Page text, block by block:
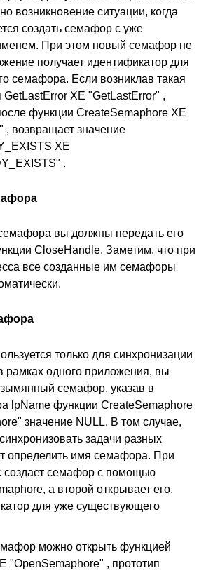
возникновение ситуации, когда
создать семафор с уже
При этом новый семафор не
получает идентификатор для
семафора. Если возниклав такая
XE "GetLastError" ,
функции CreateSemaphore XE
, возвращает значение
XE
.
вы должны передать его
CloseHandle. Заметим, что при
все созданные им семафоры
только для синхронизации
рамках одного приложения, вы
семафор, указав в
lpName функции CreateSemaphore
значение NULL. В том случае,
задачи разных
определить имя семафора. При
создает семафор с помощью
а второй открывает его,
для уже существующего
можно открыть функцией
"OpenSemaphore" , прототип